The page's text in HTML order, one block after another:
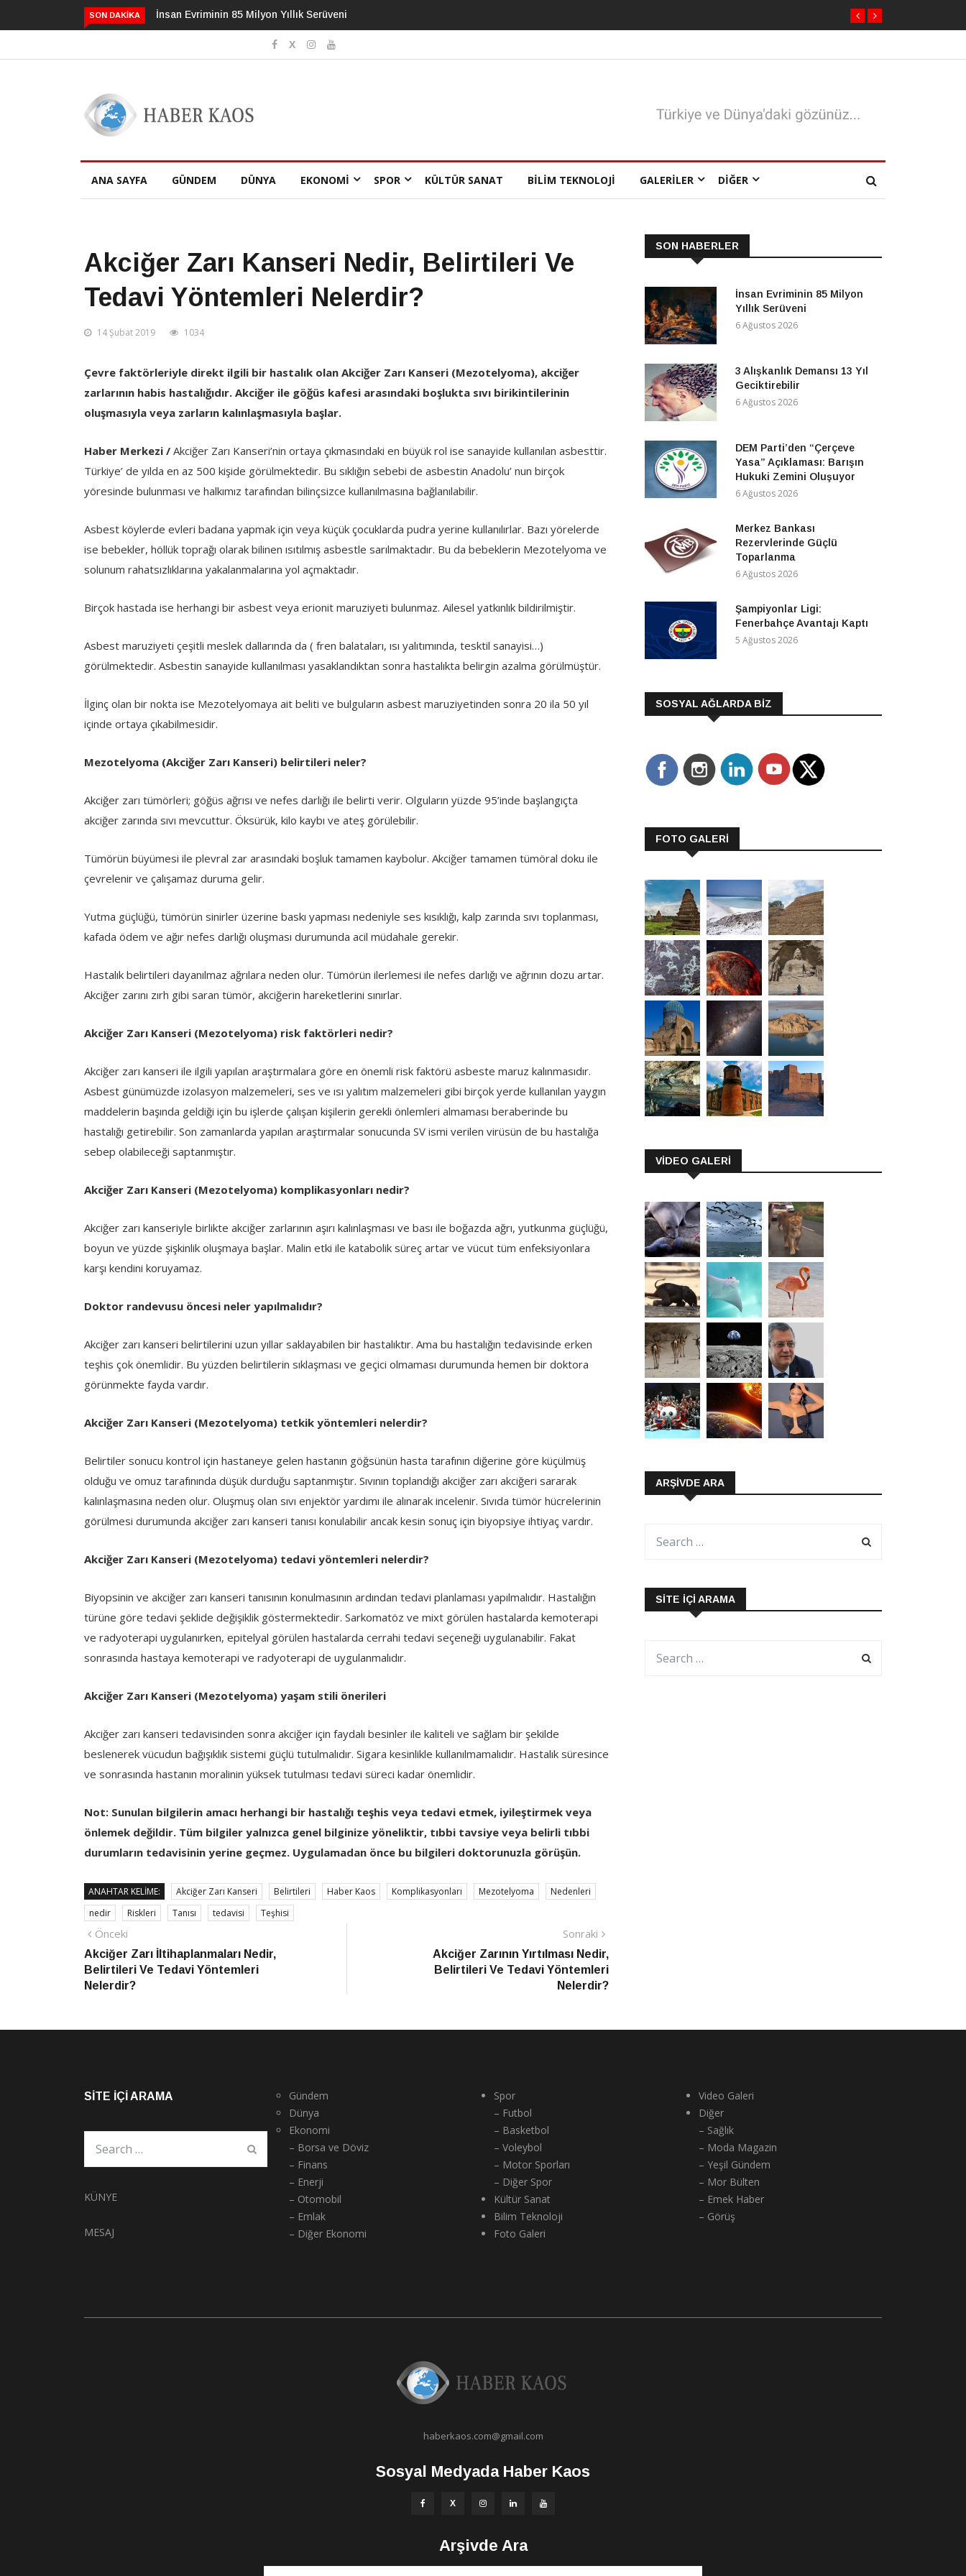
SON DAKIKA
İnsan Evriminin 85 Milyon Yıllık Serüveni3 Alışkanlık Demansı 13 Yıl
Geciktirebilir
ANA SAYFA GÜNDEM DÜNYA EKONOMI SPOR KÜLTÜR SANAT BILIM TEKNOLOJI GALERILER DIĞER
Akciğer Zarı Kanseri Nedir, Belirtileri Ve
Tedavi Yöntemleri Nelerdir?
14 Şubat 2019 1034
Çevre faktörleriyle direkt ilgili bir hastalık olan Akciğer Zarı Kanseri (Mezotelyoma), akciğer
zarlarının habis hastalığıdır. Akciğer ile göğüs kafesi arasındaki boşlukta sıvı birikintilerinin
oluşmasıyla veya zarların kalınlaşmasıyla başlar.
Haber Merkezi / Akciğer Zarı Kanseri’nin ortaya çıkmasındaki en büyük rol ise sanayide kullanılan asbesttir.
Türkiye’ de yılda en az 500 kişide görülmektedir. Bu sıklığın sebebi de asbestin Anadolu’ nun birçok
yöresinde bulunması ve halkımız tarafından bilinçsizce kullanılmasına bağlanılabilir.
Asbest köylerde evleri badana yapmak için veya küçük çocuklarda pudra yerine kullanılırlar. Bazı yörelerde
ise bebekler, höllük toprağı olarak bilinen ısıtılmış asbestle sarılmaktadır. Bu da bebeklerin Mezotelyoma ve
solunum rahatsızlıklarına yakalanmalarına yol açmaktadır.
Birçok hastada ise herhangi bir asbest veya erionit maruziyeti bulunmaz. Ailesel yatkınlık bildirilmiştir.
Asbest maruziyeti çeşitli meslek dallarında da ( fren balataları, ısı yalıtımında, tesktil sanayisi…)
görülmektedir. Asbestin sanayide kullanılması yasaklandıktan sonra hastalıkta belirgin azalma görülmüştür.
İlginç olan bir nokta ise Mezotelyomaya ait beliti ve bulguların asbest maruziyetinden sonra 20 ila 50 yıl
içinde ortaya çıkabilmesidir.
Mezotelyoma (Akciğer Zarı Kanseri) belirtileri neler?
Akciğer zarı tümörleri; göğüs ağrısı ve nefes darlığı ile belirti verir. Olguların yüzde 95’inde başlangıçta
akciğer zarında sıvı mevcuttur. Öksürük, kilo kaybı ve ateş görülebilir.
Tümörün büyümesi ile plevral zar arasındaki boşluk tamamen kaybolur. Akciğer tamamen tümöral doku ile
çevrelenir ve çalışamaz duruma gelir.
Yutma güçlüğü, tümörün sinirler üzerine baskı yapması nedeniyle ses kısıklığı, kalp zarında sıvı toplanması,
kafada ödem ve ağır nefes darlığı oluşması durumunda acil müdahale gerekir.
Hastalık belirtileri dayanılmaz ağrılara neden olur. Tümörün ilerlemesi ile nefes darlığı ve ağrının dozu artar.
Akciğer zarını zırh gibi saran tümör, akciğerin hareketlerini sınırlar.
Akciğer Zarı Kanseri (Mezotelyoma) risk faktörleri nedir?
Akciğer zarı kanseri ile ilgili yapılan araştırmalara göre en önemli risk faktörü asbeste maruz kalınmasıdır.
Asbest günümüzde izolasyon malzemeleri, ses ve ısı yalıtım malzemeleri gibi birçok yerde kullanılan yaygın
maddelerin başında geldiği için bu işlerde çalışan kişilerin gerekli önlemleri almaması beraberinde bu
hastalığı getirebilir. Son zamanlarda yapılan araştırmalar sonucunda SV ismi verilen virüsün de bu hastalığa
sebep olabileceği saptanmıştır.
Akciğer Zarı Kanseri (Mezotelyoma) komplikasyonları nedir?
Akciğer zarı kanseriyle birlikte akciğer zarlarının aşırı kalınlaşması ve bası ile boğazda ağrı, yutkunma güçlüğü,
boyun ve yüzde şişkinlik oluşmaya başlar. Malin etki ile katabolik süreç artar ve vücut tüm enfeksiyonlara
karşı kendini koruyamaz.
Doktor randevusu öncesi neler yapılmalıdır?
Akciğer zarı kanseri belirtilerini uzun yıllar saklayabilen bir hastalıktır. Ama bu hastalığın tedavisinde erken
teşhis çok önemlidir. Bu yüzden belirtilerin sıklaşması ve geçici olmaması durumunda hemen bir doktora
görünmekte fayda vardır.
Akciğer Zarı Kanseri (Mezotelyoma) tetkik yöntemleri nelerdir?
Belirtiler sonucu kontrol için hastaneye gelen hastanın göğsünün hasta tarafının diğerine göre küçülmüş
olduğu ve omuz tarafınında düşük durduğu saptanmıştır. Sıvının toplandığı akciğer zarı akciğeri sararak
kalınlaşmasına neden olur. Oluşmuş olan sıvı enjektör yardımı ile alınarak incelenir. Sıvıda tümör hücrelerinin
görülmesi durumunda akciğer zarı kanseri tanısı konulabilir ancak kesin sonuç için biyopsiye ihtiyaç vardır.
Akciğer Zarı Kanseri (Mezotelyoma) tedavi yöntemleri nelerdir?
Biyopsinin ve akciğer zarı kanseri tanısının konulmasının ardından tedavi planlaması yapılmalıdır. Hastalığın
türüne göre tedavi şeklide değişiklik göstermektedir. Sarkomatöz ve mixt görülen hastalarda kemoterapi
ve radyoterapi uygulanırken, epitelyal görülen hastalarda cerrahi tedavi seçeneği uygulanabilir. Fakat
sonrasında hastaya kemoterapi ve radyoterapi de uygulanmalıdır.
Akciğer Zarı Kanseri (Mezotelyoma) yaşam stili önerileri
Akciğer zarı kanseri tedavisinden sonra akciğer için faydalı besinler ile kaliteli ve sağlam bir şekilde
beslenerek vücudun bağışıklık sistemi güçlü tutulmalıdır. Sigara kesinlikle kullanılmamalıdır. Hastalık süresince
ve sonrasında hastanın moralinin yüksek tutulması tedavi süreci kadar önemlidir.
Not: Sunulan bilgilerin amacı herhangi bir hastalığı teşhis veya tedavi etmek, iyileştirmek veya
önlemek değildir. Tüm bilgiler yalnızca genel bilginize yöneliktir, tıbbi tavsiye veya belirli tıbbi
durumların tedavisinin yerine geçmez. Uygulamadan önce bu bilgileri doktorunuzla görüşün.
ANAHTAR KELIME: Akciğer Zarı Kanseri Belirtileri Haber Kaos Komplikasyonları Mezotelyoma
Nedenleri
nedir
Riskleri Tanısı tedavisi Teşhisi
Yazı
gezinmesi
Önceki
haber
Akciğer Zarı İltihaplanmaları Nedir,
Belirtileri Ve Tedavi Yöntemleri
Nelerdir?
Sonraki
Haber
Akciğer Zarının Yırtılması Nedir,
Belirtileri Ve Tedavi Yöntemleri
Nelerdir?
SON HABERLER
İnsan Evriminin 85 Milyon
Yıllık Serüveni
6 Ağustos 2026
3 Alışkanlık Demansı 13 Yıl
Geciktirebilir
6 Ağustos 2026
DEM Parti’den “Çerçeve
Yasa” Açıklaması: Barışın
Hukuki Zemini Oluşuyor
6 Ağustos 2026
Merkez Bankası
Rezervlerinde Güçlü
Toparlanma
6 Ağustos 2026
Şampiyonlar Ligi:
Fenerbahçe Avantajı Kaptı
5 Ağustos 2026
SOSYAL AĞLARDA BİZ
FOTO GALERİ
VİDEO GALERİ
ARŞIVDE ARA
SITE İÇI ARAMA
SITE İÇI ARAMA
KÜNYE
MESAJ
Gündem
Dünya
Ekonomi
– Borsa ve Döviz
– Finans
– Enerji
– Otomobil
– Emlak
– Diğer Ekonomi
Spor
– Futbol
– Basketbol
– Voleybol
– Motor Sporları
– Diğer Spor
Kültür Sanat
Bilim Teknoloji
Foto Galeri
Video Galeri
Diğer
– Sağlık
– Moda Magazin
– Yeşil Gündem
– Mor Bülten
– Emek Haber
– Görüş
haberkaos.com@gmail.com
Sosyal Medyada Haber Kaos
Arşivde Ara